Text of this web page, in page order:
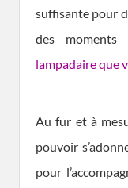
suffisante pour
des
lampadaire que
Au fur et à
pouvoir
pour